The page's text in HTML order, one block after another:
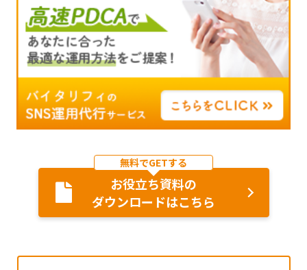
お役立ち資料の
ダウンロードはこちら
無料でGETする